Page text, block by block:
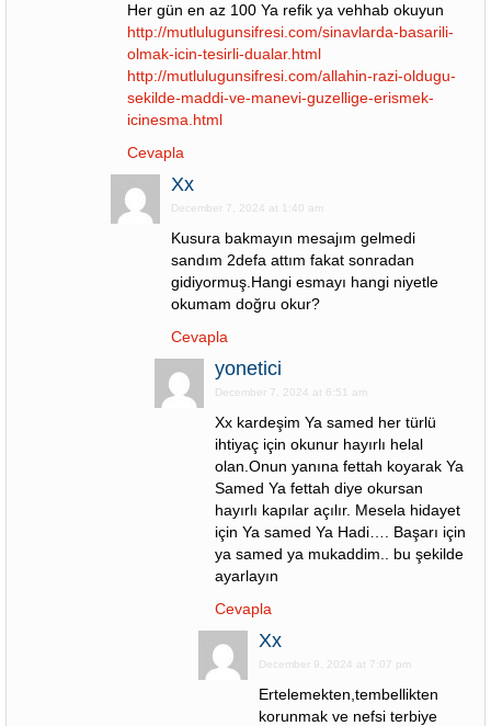
Her gün en az 100 Ya refik ya vehhab okuyun
http://mutlulugunsifresi.com/sinavlarda-basarili-
olmak-icin-tesirli-dualar.html
http://mutlulugunsifresi.com/allahin-razi-oldugu-
sekilde-maddi-ve-manevi-guzellige-erismek-
icinesma.html
Cevapla
Xx
December 7, 2024 at 1:40 am
Kusura bakmayın mesajım gelmedi
sandım 2defa attım fakat sonradan
gidiyormuş.Hangi esmayı hangi niyetle
okumam doğru okur?
Cevapla
yonetici
December 7, 2024 at 6:51 am
Xx kardeşim Ya samed her türlü
ihtiyaç için okunur hayırlı helal
olan.Onun yanına fettah koyarak Ya
Samed Ya fettah diye okursan
hayırlı kapılar açılır. Mesela hidayet
için Ya samed Ya Hadi…. Başarı için
ya samed ya mukaddim.. bu şekilde
ayarlayın
Cevapla
Xx
December 9, 2024 at 7:07 pm
Ertelemekten,tembellikten
korunmak ve nefsi terbiye